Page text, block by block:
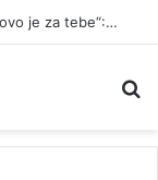
Isidor Stefanović napustio pokret „Ćale, ovo je za tebe“: Najavio formiranje novog pokreta